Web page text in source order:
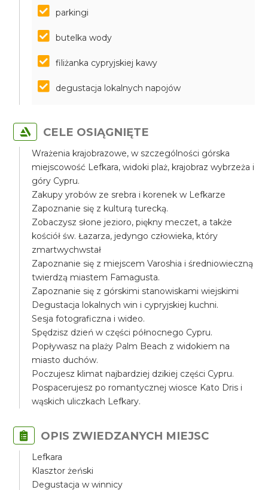
parkingi
butelka wody
filiżanka cypryjskiej kawy
degustacja lokalnych napojów
CELE OSIĄGNIĘTE
Wrażenia krajobrazowe, w szczególności górska
miejscowość Lefkara, widoki plaż, krajobraz wybrzeża i
góry Cypru.
Zakupy yrobów ze srebra i korenek w Lefkarze
Zapoznanie się z kulturą turecką.
Zobaczysz słone jezioro, piękny meczet, a także
kościół św. Łazarza, jedyngo człowieka, który
zmartwychwstał
Zapoznanie się z miejscem Varoshia i średniowieczną
twierdzą miastem Famagusta.
Zapoznanie się z górskimi stanowiskami wiejskimi
Degustacja lokalnych win i cypryjskiej kuchni.
Sesja fotograficzna i wideo.
Spędzisz dzień w części północnego Cypru.
Popływasz na plaży Palm Beach z widokiem na
miasto duchów.
Poczujesz klimat najbardziej dzikiej części Cypru.
Pospacerujesz po romantycznej wiosce Kato Dris i
wąskich uliczkach Lefkary.
OPIS ZWIEDZANYCH MIEJSC
Lefkara
Klasztor żeński
Degustacja w winnicy